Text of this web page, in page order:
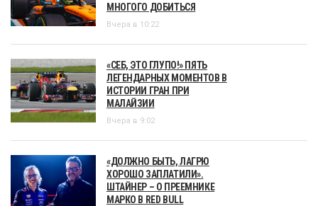
МНОГОГО ДОБИТЬСЯ
Вчера в 10:22
«СЕБ, ЭТО ГЛУПО!» ПЯТЬ
ЛЕГЕНДАРНЫХ МОМЕНТОВ В
ИСТОРИИ ГРАН ПРИ
МАЛАЙЗИИ
Вчера в 9:02
«ДОЛЖНО БЫТЬ, ЛАГРЮ
ХОРОШО ЗАПЛАТИЛИ».
ШТАЙНЕР – О ПРЕЕМНИКЕ
МАРКО В RED BULL